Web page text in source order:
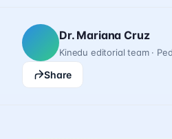
Dr. Mariana Cruz
Kinedu editorial team ·
Share